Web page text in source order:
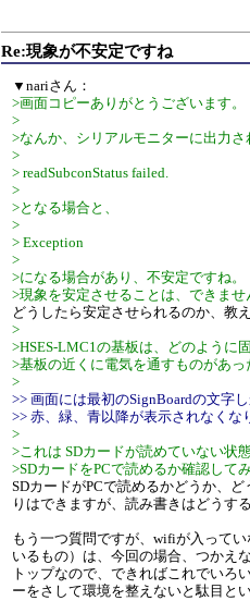
Re:現象が不安定ですね
▼nariさん：
>画面コピーありがとうございます。
>
>なんか、シリアルモニターに出力
>
> readSubconStatus failed.
>
>となる場合と、
>
> Exception
>
>になる場合があり、不安定ですね。
>現象を安定させることは、できませ
どうしたら安定させられるのか、教
>
>HSES-LMC1の基板は、どのように
>基板の近くに電気を通すものがあっ
>
>> 画面には最初のSignBoardの文字し
>> 赤、緑、青以降が表示されなくな
>
>これは SDカードが読めていない状態
>SDカードをPCで読めるか確認して
SDカードがPCで読めるかどうか、
りはできますが、読み書きはどうす
もう一つ質問ですが、wifiが入って
いるもの）は、今回の場合、つかえ
トップなので、できればこれでいろ
ーをさして環境を整えないと駄目と